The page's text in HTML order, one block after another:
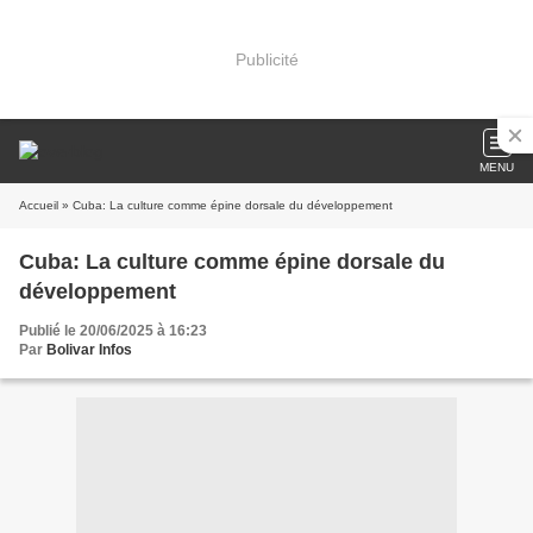
Publicité
MENU
Accueil » Cuba: La culture comme épine dorsale du développement
Cuba: La culture comme épine dorsale du
développement
Publié le 20/06/2025 à 16:23
Par Bolivar Infos